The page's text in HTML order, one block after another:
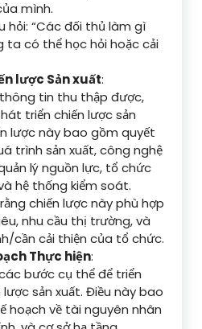
mình.
hỏi: “Các đối thủ làm gì
ta có thể học hỏi hoặc cải
lược Sản xuất:
tin thu thập được,
triển chiến lược sản
lược này bao gồm quyết
trình sản xuất, công nghệ
lý nguồn lực, tổ chức
hệ thống kiểm soát.
chiến lược này phù hợp
nhu cầu thị trường, và
cần cải thiện của tổ chức.
Thực hiện:
bước cụ thể để triển
lược sản xuất. Điều này bao
hoạch về tài nguyên nhân